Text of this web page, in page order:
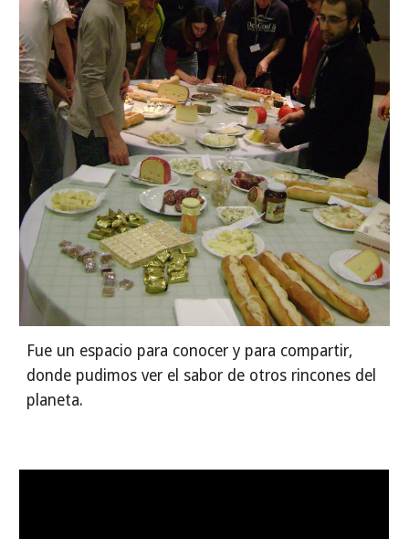
Fue un espacio para conocer y para compartir,
donde pudimos ver el sabor de otros rincones del
planeta.